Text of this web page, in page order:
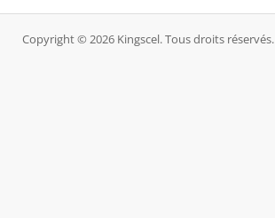
Copyright © 2026 Kingscel. Tous droits réservés.